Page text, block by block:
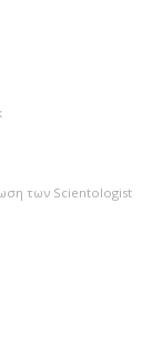
των Scientologist